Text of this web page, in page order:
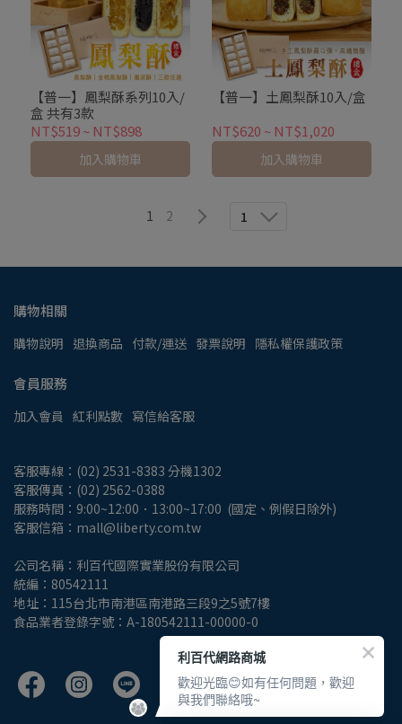
【普一】鳳梨酥系列10入/
盒 共有3款
NT$519~ NT$898
加入購物車
【普一】土鳳梨酥10入/盒
NT$620 ~ NT$1,020
加入購物車
1 2 1
購物相關
購物說明 退換商品 付款/運送 發票說明 隱私權保護政策
會員服務
加入會員 紅利點數 寫信給客服
客服專線：(02) 2531-8383 分機1302
客服傳真：(02) 2562-0388
服務時間：9:00~12:00．13:00~17:00  (國定、例假日除外)
客服信箱：mall@liberty.com.tw
公司名稱：利百代國際實業股份有限公司
統編：80542111
地址：115台北市南港區南港路三段9之5號7樓
食品業者登錄字號：A-180542111-00000-0
利百代網路商城
歡迎光臨😊如有任何問題，歡迎
與我們聯絡哦~